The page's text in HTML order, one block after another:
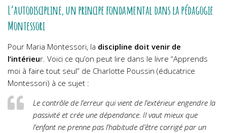
L’autodiscipline, un principe fondamental dans la pédagogie
Montessori
Pour Maria Montessori, la discipline doit venir de
l’intérieur. Voici ce qu’on peut lire dans le livre “Apprends
moi à faire tout seul” de Charlotte Poussin (éducatrice
Montessori) à ce sujet :
Le contrôle de l’erreur qui vient de l’extérieur engendre la
passivité et crée une dépendance. Il vaut mieux que
l’enfant ne prenne pas l’habitude d’être corrigé par un